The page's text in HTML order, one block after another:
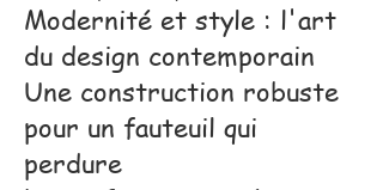
Modernité et style : l'art
du design contemporain
Une construction robuste
pour un fauteuil qui
perdure